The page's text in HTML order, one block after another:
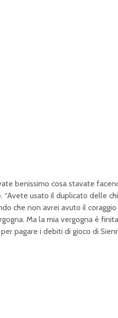
benissimo cosa stavate
“Avete usato il duplicato delle
che non avrei avuto il
Ma la mia vergogna è
pagare i debiti di gioco di